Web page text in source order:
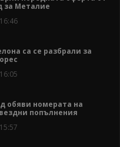
за Металие
са се разбрали за
обяви номерата на
попълнения